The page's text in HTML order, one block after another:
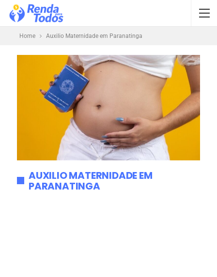
Home Auxilio Maternidade em Paranatinga
AUXILIO MATERNIDADE EM
PARANATINGA